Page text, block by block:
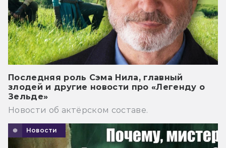
Последняя роль Сэма Нила, главный
злодей и другие новости про «Легенду о
Зельде»
Новости об актёрском составе.
Новости